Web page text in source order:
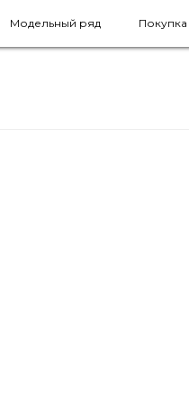
Модельный ряд Покупка